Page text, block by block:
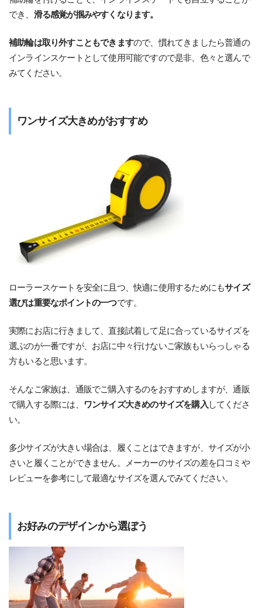
でき、 滑る感覚が掴みやすくなります。
補助輪は取り外すこともできますので、慣れてきましたら普通の
インラインスケートとして使用可能ですので是非、色々と選んで
みてください。
ワンサイズ大きめがおすすめ
ローラースケートを安全に且つ、快適に使用するためにもサイズ
選びは重要なポイントの一つです。
実際にお店に行きまして、直接試着して足に合っているサイズを
選ぶのが一番ですが、お店に中々行けないご家族もいらっしゃる
方もいると思います。
そんなご家族は、通販でご購入するのをおすすめしますが、通販
で購入する際には、
ワンサイズ大きめのサイズを購入 してくださ
い。
多少サイズが大きい場合は、履くことはできますが、サイズが小
さいと履くことができません。メーカーのサイズの差を口コミや
レビューを参考にして最適なサイズを選んでみてください。
お好みのデザインから選ぼう